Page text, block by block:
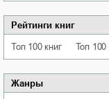
Рейтинги книг
Топ 100 книг Топ
Жанры